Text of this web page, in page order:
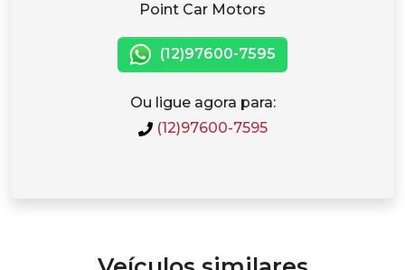
Point Car Motors
(12)97600-7595
Ou ligue agora para:
(12)97600-7595